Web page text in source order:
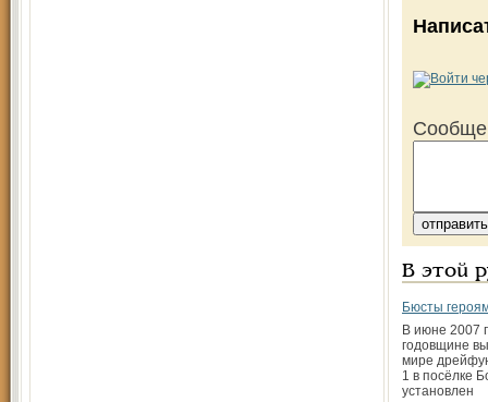
В этой
Бюсты
В июне 2007
годовщине
мире
1 в посёлке
установлен